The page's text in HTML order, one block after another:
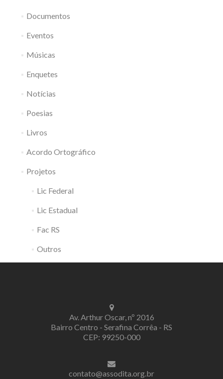
Documentos
Eventos
Músicas
Enquetes
Notícias
Poesias
Livros
Acordo Ortográfico
Projetos
Lic Federal
Lic Estadual
Fac RS
Outros
Av. Arthur Oscar, nº 2016
Bairro Centro - Serafina Corrêa - RS
CEP: 99250-000
contato@assodita.org.br